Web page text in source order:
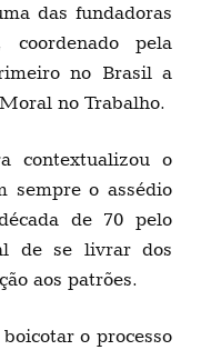
das fundadoras
coordenado pela
no Brasil a
no Trabalho.
contextualizou o
sempre o assédio
de 70 pelo
de se livrar dos
aos patrões.
o processo